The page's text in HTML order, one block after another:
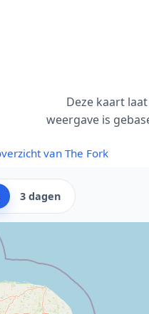
Deze kaart
weergave is
van The Fork
3 dagen